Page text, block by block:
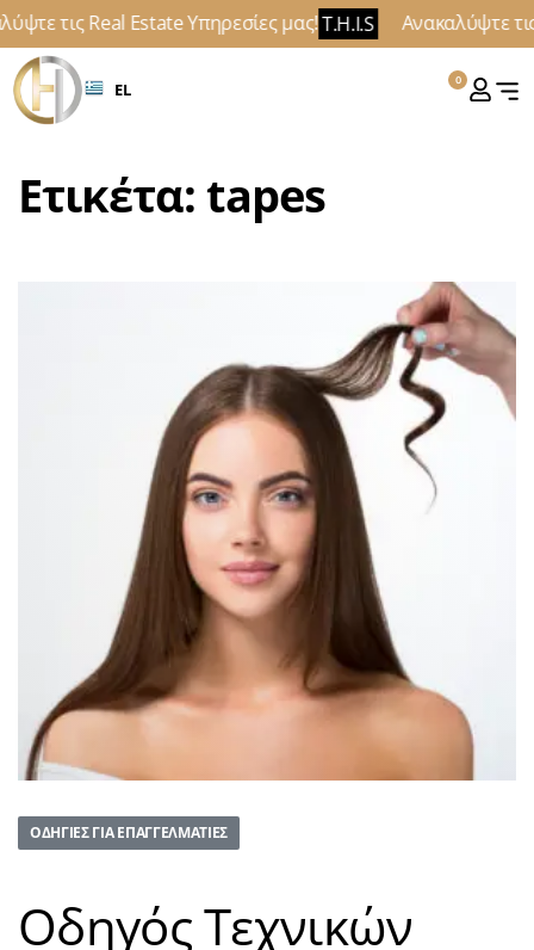
τις Real Estate Υπηρεσίες μας!T.H.I.S Ανακαλύψτε
EL 0
Ετικέτα:tapes
ΟΔΗΓΊΕΣ ΓΙΑ ΕΠΑΓΓΕΛΜΑΤΊΕΣ
Οδηγός Τεχνικών